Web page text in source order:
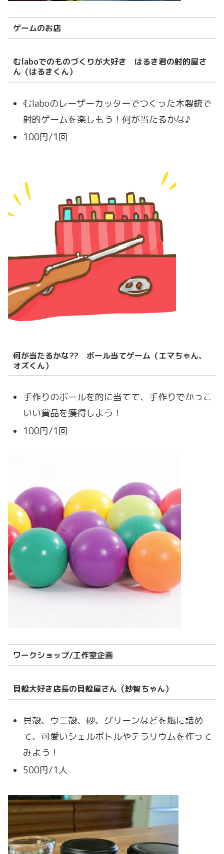
ゲームのお店
むlaboでのものづくりが大好き はるき君の射的屋さ
ん（はるきくん）
むlaboのレーザーカッターでつくった木製銃で
射的ゲームを楽しもう！何が当たるかな♪
100円/1回
何が当たるかな?? ボール当てゲーム（エマちゃん、
オズくん）
手作りのボールを的に当てて、手作りでかっこ
いい賞品を獲得しよう！
100円/1回
ワークショップ/工作室企画
貝殻大好き店⻑の貝殻屋さん（紗智ちゃん）
貝殻、ウニ殻、砂、グリーンなどを瓶に詰め
て、可愛いシェルボトルやテラリウムを作って
みよう！
500円/1人